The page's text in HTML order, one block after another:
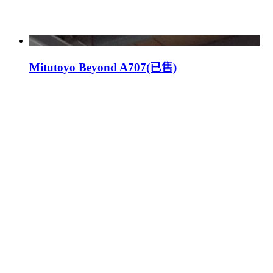
Mitutoyo Beyond A707(已售)